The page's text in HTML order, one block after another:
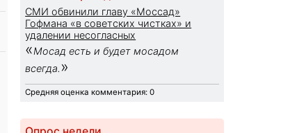
СМИ обвинили главу «Моссад»
Гофмана «в советских чистках» и
удалении несогласных
«Мосад есть и будет мосадом
всегда. »
Средняя оценка комментария: 0